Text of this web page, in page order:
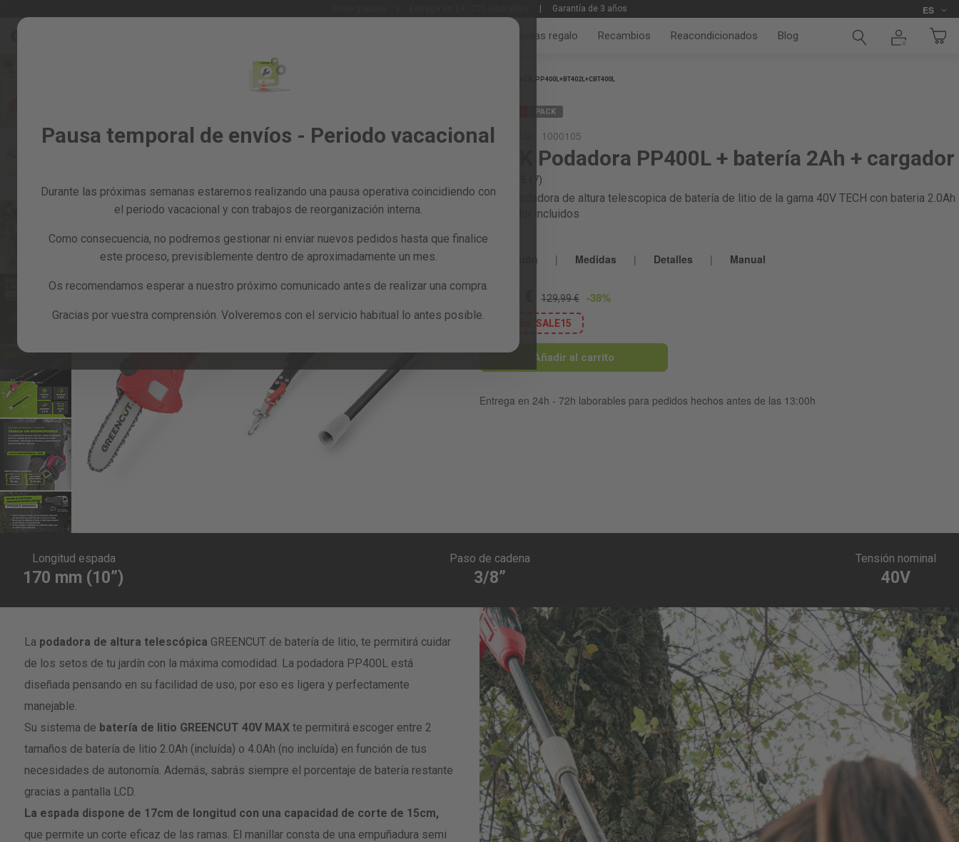
Pausa temporal de envíos - Periodo vacacional
Durante las próximas semanas estaremos realizando una pausa operativa coincidiendo con
el periodo vacacional y con trabajos de reorganización interna.
Como consecuencia, no podremos gestionar ni enviar nuevos pedidos hasta que finalice
este proceso, previsiblemente dentro de aproximadamente un mes.
Os recomendamos esperar a nuestro próximo comunicado antes de realizar una compra.
Gracias por vuestra comprensión. Volveremos con el servicio habitual lo antes posible.
Garantía de 3 años
Ir
Idioma
ES
Jardín
Reacondicionados
Tarjetas regalo Recambios Reacondicionados Blog
beginning
the
gallery
PACK_PP400L+BT402L+CBT400L
PACK
Referencia: 1000105
PACK Podadora PP400L + batería 2Ah + cargador
(7)
PACK Podadora de altura telescopica de batería de litio de la gama 40V TECH con bateria 2.0Ah
y cargador incluidos
Descripción | Medidas | Detalles | Manual
129,99 € -38%
SALE15
Añadir al carrito
Entrega en 24h - 72h laborables para pedidos hechos antes de las 13:00h
170 mm (10”)
Longitud espada
3/8”
Paso de cadena
40V
Tensión nominal
La podadora de altura telescópica GREENCUT de batería de litio, te permitirá cuidar
de los setos de tu jardín con la máxima comodidad. La podadora PP400L está
diseñada pensando en su facilidad de uso, por eso es ligera y perfectamente
manejable.
Su sistema de batería de litio GREENCUT 40V MAX te permitirá escoger entre 2
tamaños de batería de litio 2.0Ah (incluída) o 4.0Ah (no incluída) en función de tus
necesidades de autonomía. Además, sabrás siempre el porcentaje de batería restante
gracias a pantalla LCD.
La espada dispone de 17cm de longitud con una capacidad de corte de 15cm,
que permite un corte eficaz de las ramas. El manillar consta de una empuñadura semi